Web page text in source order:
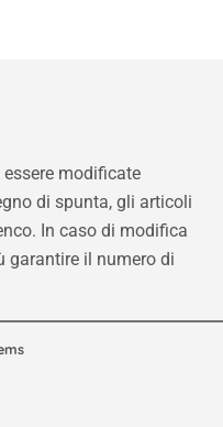
modificate
di spunta, gli articoli
In caso di modifica
garantire il numero di